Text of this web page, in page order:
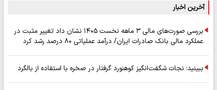
آخرین اخبار
بررسی صورت‌های مالی ۳ ماهه نخست ۱۴۰۵ نشان داد تغییر مثبت در
عملکرد مالی بانک صادرات ایران/ درآمد عملیاتی ۸۰ درصد رشد کرد
ببینید: نجات شگفت‌انگیز کوهنورد گرفتار در صخره با استفاده از بالگرد